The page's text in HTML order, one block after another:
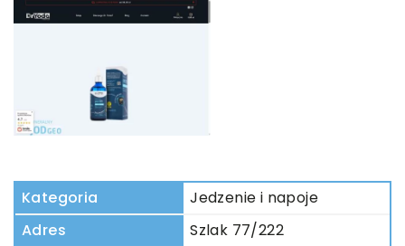
Kategoria
Jedzenie i napoje
Adres
Szlak 77/222